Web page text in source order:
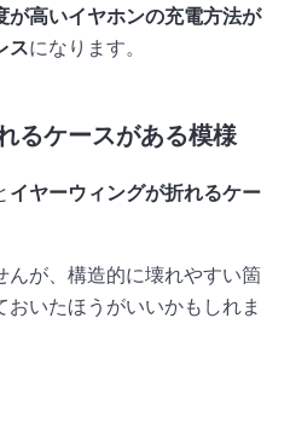
が高いイヤホンの充電方法が
スになります。
るケースがある模様
イヤーウィングが折れるケー
んが、構造的に壊れやすい箇
いたほうがいいかもしれま